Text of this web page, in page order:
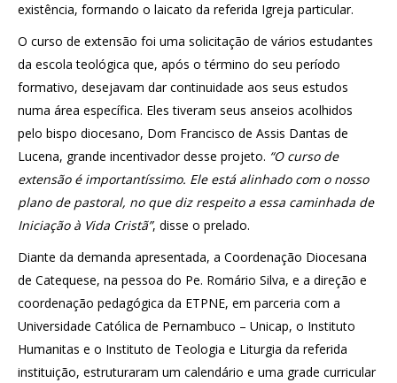
existência, formando o laicato da referida Igreja particular.
O curso de extensão foi uma solicitação de vários estudantes
da escola teológica que, após o término do seu período
formativo, desejavam dar continuidade aos seus estudos
numa área específica. Eles tiveram seus anseios acolhidos
pelo bispo diocesano, Dom Francisco de Assis Dantas de
Lucena, grande incentivador desse projeto. “O curso de
extensão é importantíssimo. Ele está alinhado com o nosso
plano de pastoral, no que diz respeito a essa caminhada de
Iniciação à Vida Cristã”, disse o prelado.
Diante da demanda apresentada, a Coordenação Diocesana
de Catequese, na pessoa do Pe. Romário Silva, e a direção e
coordenação pedagógica da ETPNE, em parceria com a
Universidade Católica de Pernambuco – Unicap, o Instituto
Humanitas e o Instituto de Teologia e Liturgia da referida
instituição, estruturaram um calendário e uma grade curricular